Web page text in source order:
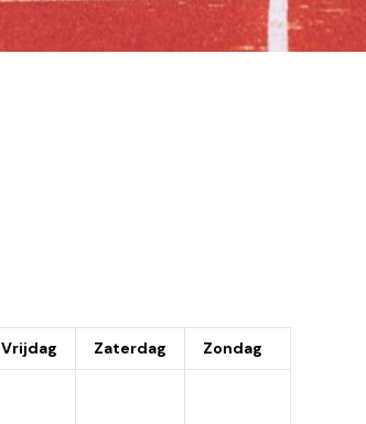
Vrijdag Zaterdag Zondag